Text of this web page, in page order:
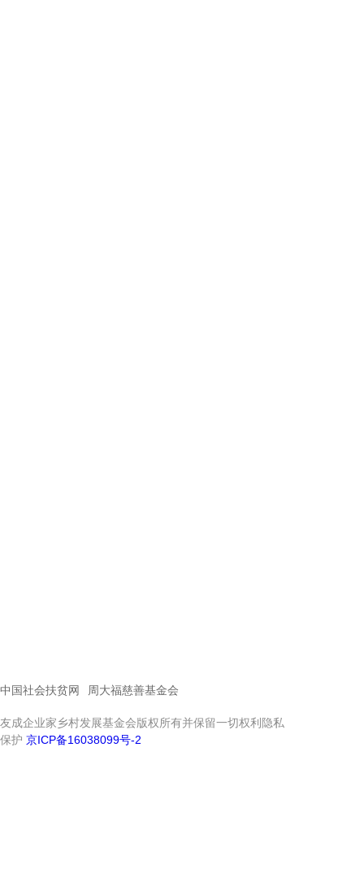
中国社会扶贫网 周大福慈善基金会
友成企业家乡村发展基金会版权所有并保留一切权利隐私
保护 京ICP备16038099号-2